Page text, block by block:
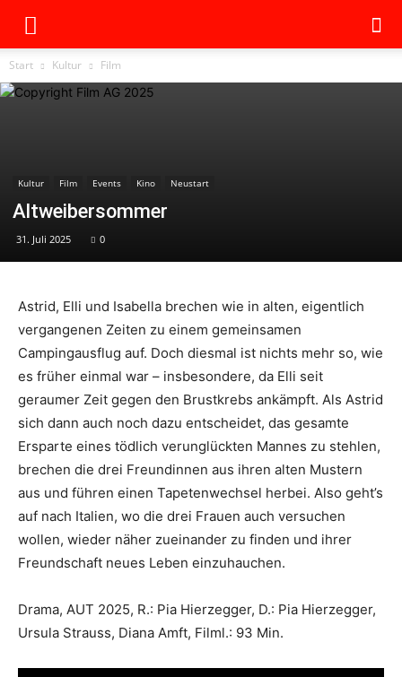
Start Kultur Film
Kultur Film Events Kino Neustart
Altweibersommer
31. Juli 2025 0
Astrid, Elli und Isabella brechen wie in alten, eigentlich
vergangenen Zeiten zu einem gemeinsamen
Campingausflug auf. Doch diesmal ist nichts mehr so, wie
es früher einmal war – insbesondere, da Elli seit
geraumer Zeit gegen den Brustkrebs ankämpft. Als Astrid
sich dann auch noch dazu entscheidet, das gesamte
Ersparte eines tödlich verunglückten Mannes zu stehlen,
brechen die drei Freundinnen aus ihren alten Mustern
aus und führen einen Tapetenwechsel herbei. Also geht’s
auf nach Italien, wo die drei Frauen auch versuchen
wollen, wieder näher zueinander zu finden und ihrer
Freundschaft neues Leben einzuhauchen.
Drama, AUT 2025, R.: Pia Hierzegger, D.: Pia Hierzegger,
Ursula Strauss, Diana Amft, Filml.: 93 Min.